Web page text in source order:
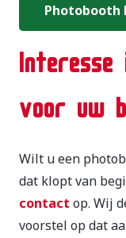
Photobooth
Interesse
voor uw
Wilt u een
dat klopt van
contact op. Wij
voorstel op dat